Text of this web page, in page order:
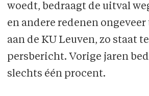
woedt, bedraagt de uitval
en andere redenen
aan de KU Leuven, zo staat
persbericht. Vorige jaren
slechts één procent.